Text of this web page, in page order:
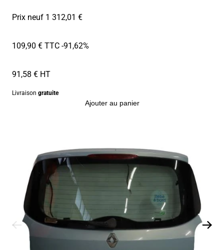
Prix neuf 1 312,01 €
109,90 € TTC-91,62%
91,58 € HT
Livraison gratuite
Ajouter au panier